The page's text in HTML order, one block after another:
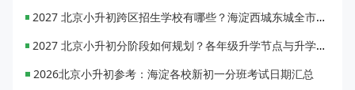
2027 北京小升初跨区招生学校有哪些？海淀西城东城全市招生校完整汇总
2027 北京小升初分阶段如何规划？各年级升学节点与升学通道全梳理
2026北京小升初参考：海淀各校新初一分班考试日期汇总